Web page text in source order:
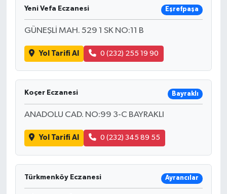
Yeni Vefa Eczanesi Eşrefpaşa
GÜNEŞLİ MAH. 529 1 SK NO:11 B
Yol Tarifi Al 0 (232) 255 19 90
Koçer Eczanesi Bayraklı
ANADOLU CAD. NO:99 3-C BAYRAKLI
Yol Tarifi Al 0 (232) 345 89 55
Türkmenköy Eczanesi Ayrancılar